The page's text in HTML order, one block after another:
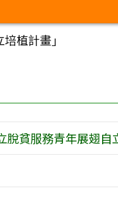
植計畫」
貧服務青年展翅自